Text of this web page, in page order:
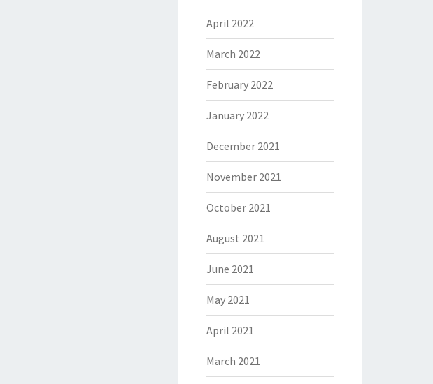
April 2022
March 2022
February 2022
January 2022
December 2021
November 2021
October 2021
August 2021
June 2021
May 2021
April 2021
March 2021